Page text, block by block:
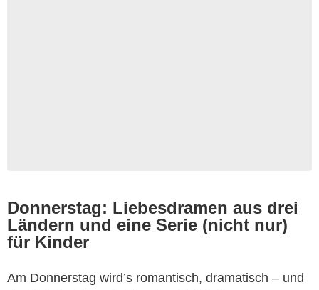
Donnerstag: Liebesdramen aus drei
Ländern und eine Serie (nicht nur)
für Kinder
Am Donnerstag wird’s romantisch, dramatisch – und